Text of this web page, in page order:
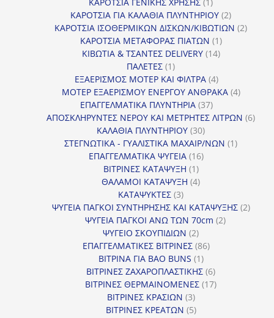
προϊόν
ΚΑΡΟΤΣΙΑ ΓΙΑ ΚΑΛΑΘΙΑ ΠΛΥΝΤΗΡΙΟΥ 22
προϊόντα
ΚΑΡΟΤΣΙΑ ΙΣΟΘΕΡΜΙΚΩΝ ΔΙΣΚΩΝ/ΚΙΒΩΤΙΩΝ 22
ΚΑΡΟΤΣΙΑ ΜΕΤΑΦΟΡΑΣ ΠΙΑΤΩΝ 11
προϊόν
ΚΙΒΩΤΙΑ & ΤΣΑΝΤΕΣ DELIVERY 1414
ΠΑΛΕΤΕΣ 11
προϊόν
ΕΞΑΕΡΙΣΜΟΣ ΜΟΤΕΡ ΚΑΙ ΦΙΛΤΡΑ 44
προϊόντα
ΜΟΤΕΡ ΕΞΑΕΡΙΣΜΟΥ ΕΝΕΡΓΟΥ ΑΝΘΡΑΚΑ 44
ΕΠΑΓΓΕΛΜΑΤΙΚΑ ΠΛΥΝΤΗΡΙΑ 3737
προϊόντα
ΑΠΟΣΚΛΗΡΥΝΤΕΣ ΝΕΡΟΥ ΚΑΙ ΜΕΤΡΗΤΕΣ ΛΙΤΡΩΝ 66
ΚΑΛΑΘΙΑ ΠΛΥΝΤΗΡΙΟΥ 3030
προϊόντα
ΣΤΕΓΝΩΤΙΚΑ - ΓΥΑΛΙΣΤΙΚΑ ΜΑΧΑΙΡ/ΝΩΝ 11
ΕΠΑΓΓΕΛΜΑΤΙΚΑ ΨΥΓΕΙΑ 1616
ΒΙΤΡΙΝΕΣ ΚΑΤΑΨΥΞΗ 11
προϊόν
ΘΑΛΑΜΟΙ ΚΑΤΑΨΥΞΗ 44
ΚΑΤΑΨΥΚΤΕΣ 33
προϊόντα
ΨΥΓΕΙΑ ΠΑΓΚΟΙ ΣΥΝΤΗΡΗΣΗΣ ΚΑΙ ΚΑΤΑΨΥΞΗΣ 22
ΨΥΓΕΙΑ ΠΑΓΚΟΙ ΑΝΩ ΤΩΝ 70cm 22
ΨΥΓΕΙΟ ΣΚΟΥΠΙΔΙΩΝ 22
προϊόντα
ΕΠΑΓΓΕΛΜΑΤΙΚΕΣ ΒΙΤΡΙΝΕΣ 8686
ΒΙΤΡΙΝΑ ΓΙΑ BAO BUNS 11
προϊόν
ΒΙΤΡΙΝΕΣ ΖΑΧΑΡΟΠΛΑΣΤΙΚΗΣ 66
προϊόντα
ΒΙΤΡΙΝΕΣ ΘΕΡΜΑΙΝΟΜΕΝΕΣ 1717
ΒΙΤΡΙΝΕΣ ΚΡΑΣΙΩΝ 33
προϊόντα
ΒΙΤΡΙΝΕΣ ΚΡΕΑΤΩΝ 55